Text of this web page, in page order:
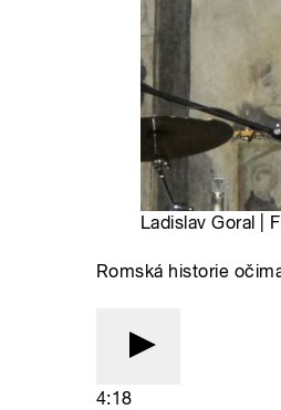
Ladislav Goral |
Romská historie
4:18